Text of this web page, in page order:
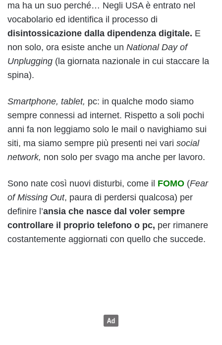
ma ha un suo perché… Negli USA è entrato nel
vocabolario ed identifica il processo di
disintossicazione dalla dipendenza digitale. E
non solo, ora esiste anche un National Day of
Unplugging (la giornata nazionale in cui staccare la
spina).
Smartphone, tablet, pc: in qualche modo siamo
sempre connessi ad internet. Rispetto a soli pochi
anni fa non leggiamo solo le mail o navighiamo sui
siti, ma siamo sempre più presenti nei vari social
network, non solo per svago ma anche per lavoro.
Sono nate così nuovi disturbi, come il FOMO (Fear
of Missing Out, paura di perdersi qualcosa) per
definire l’ansia che nasce dal voler sempre
controllare il proprio telefono o pc, per rimanere
costantemente aggiornati con quello che succede.